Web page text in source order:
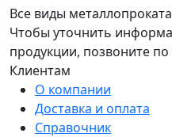
Все виды
Чтобы уточнить
продукции, позвоните
Клиентам
О компании
Доставка и оплата
Справочник